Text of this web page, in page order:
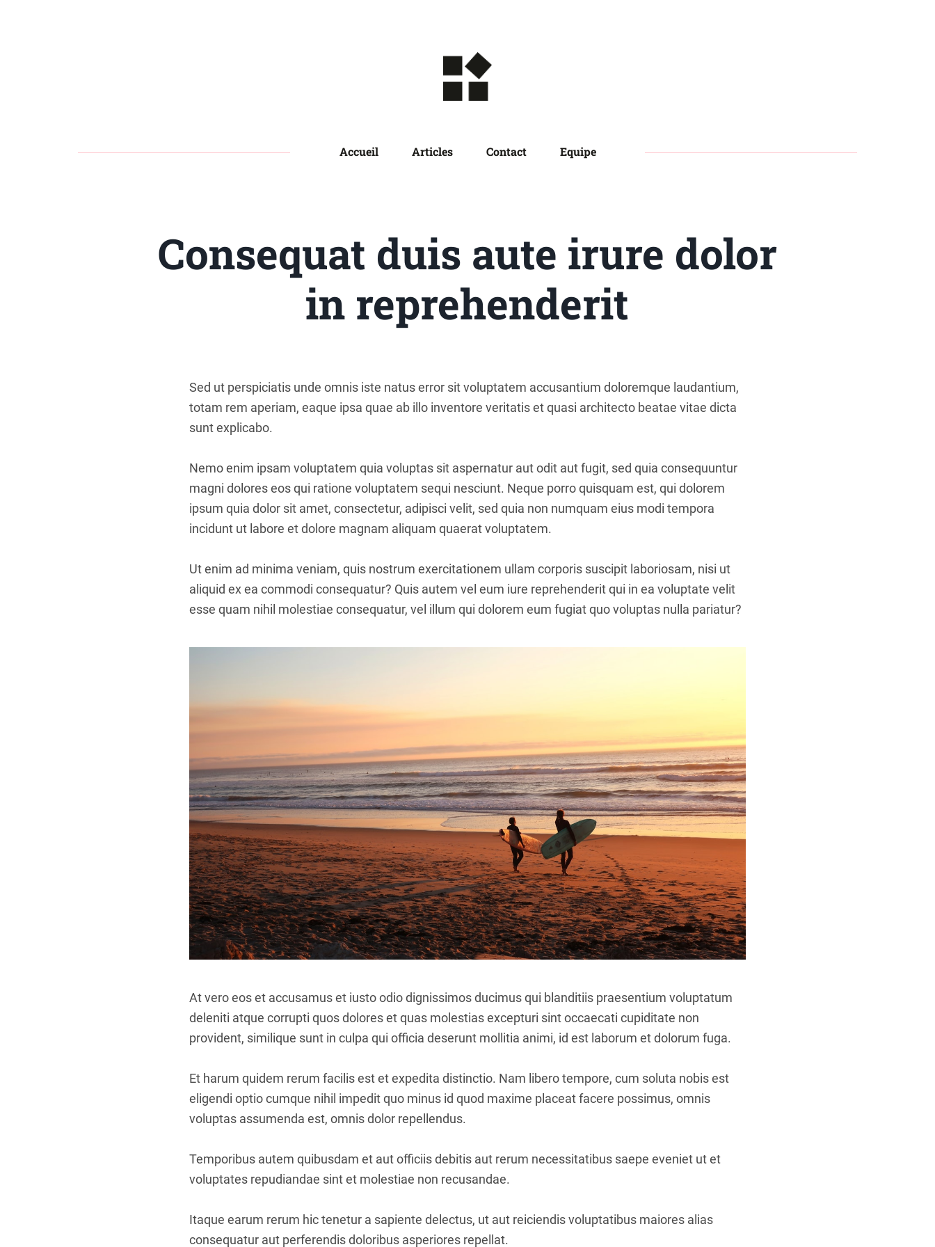
Accueil Articles Contact Equipe
Consequat duis aute irure dolor
in reprehenderit
Sed ut perspiciatis unde omnis iste natus error sit voluptatem accusantium doloremque laudantium,
totam rem aperiam, eaque ipsa quae ab illo inventore veritatis et quasi architecto beatae vitae dicta
sunt explicabo.
Nemo enim ipsam voluptatem quia voluptas sit aspernatur aut odit aut fugit, sed quia consequuntur
magni dolores eos qui ratione voluptatem sequi nesciunt. Neque porro quisquam est, qui dolorem
ipsum quia dolor sit amet, consectetur, adipisci velit, sed quia non numquam eius modi tempora
incidunt ut labore et dolore magnam aliquam quaerat voluptatem.
Ut enim ad minima veniam, quis nostrum exercitationem ullam corporis suscipit laboriosam, nisi ut
aliquid ex ea commodi consequatur? Quis autem vel eum iure reprehenderit qui in ea voluptate velit
esse quam nihil molestiae consequatur, vel illum qui dolorem eum fugiat quo voluptas nulla pariatur?
At vero eos et accusamus et iusto odio dignissimos ducimus qui blanditiis praesentium voluptatum
deleniti atque corrupti quos dolores et quas molestias excepturi sint occaecati cupiditate non
provident, similique sunt in culpa qui officia deserunt mollitia animi, id est laborum et dolorum fuga.
Et harum quidem rerum facilis est et expedita distinctio. Nam libero tempore, cum soluta nobis est
eligendi optio cumque nihil impedit quo minus id quod maxime placeat facere possimus, omnis
voluptas assumenda est, omnis dolor repellendus.
Temporibus autem quibusdam et aut officiis debitis aut rerum necessitatibus saepe eveniet ut et
voluptates repudiandae sint et molestiae non recusandae.
Itaque earum rerum hic tenetur a sapiente delectus, ut aut reiciendis voluptatibus maiores alias
consequatur aut perferendis doloribus asperiores repellat.